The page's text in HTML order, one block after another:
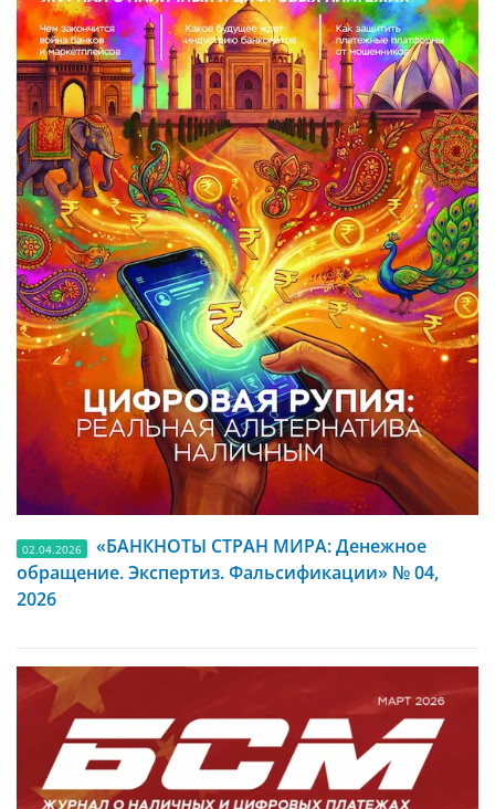
02.04.2026
«БАНКНОТЫ СТРАН МИРА: Денежное
обращение. Экспертиз. Фальсификации» № 04,
2026